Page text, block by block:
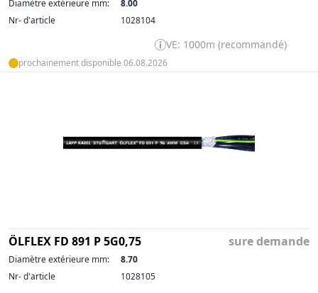
Diamètre extérieure mm:
8.00
Nr- d'article
1028104
VE: 1000m (recommandé)
prochainement disponible 06.08.2026
ÖLFLEX FD 891 P 5G0,75 sure demande
Diamètre extérieure mm:
8.70
Nr- d'article
1028105